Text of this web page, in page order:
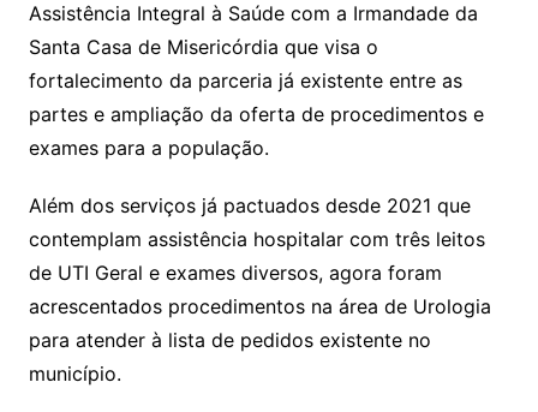
Assistência Integral à Saúde com a Irmandade da
Santa Casa de Misericórdia que visa o
fortalecimento da parceria já existente entre as
partes e ampliação da oferta de procedimentos e
exames para a população.
Além dos serviços já pactuados desde 2021 que
contemplam assistência hospitalar com três leitos
de UTI Geral e exames diversos, agora foram
acrescentados procedimentos na área de Urologia
para atender à lista de pedidos existente no
município.